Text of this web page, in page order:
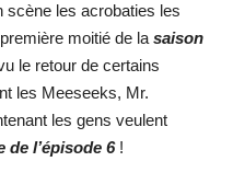
scène les acrobaties les
moitié de la saison
le retour de certains
les Meeseeks, Mr.
les gens veulent
de l’épisode 6!